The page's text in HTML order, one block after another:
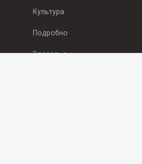
Культура
Подробно
Здоровье